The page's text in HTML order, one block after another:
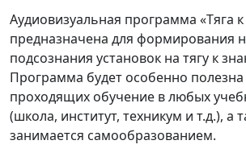
Аудиовизуальная программа «Тяга
предназначена для формирования
подсознания установок на тягу к
Программа будет особенно
проходящих обучение в любых
(школа, институт, техникум и т.д.), а
занимается самообразованием.